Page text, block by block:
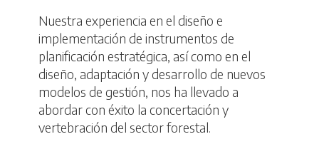
Nuestra experiencia en el diseño e
implementación de instrumentos de
planificación estratégica, así como en el
diseño, adaptación y desarrollo de nuevos
modelos de gestión, nos ha llevado a
abordar con éxito la concertación y
vertebración del sector forestal.